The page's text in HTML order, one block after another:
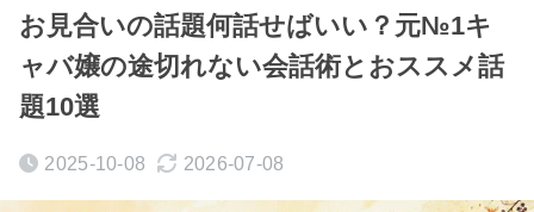
お見合いの話題何話せばいい？元№1キ
ャバ嬢の途切れない会話術とおススメ話
題10選
2025-10-08 2026-07-08